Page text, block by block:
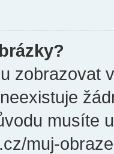
zobrazovat
musíte
muj-